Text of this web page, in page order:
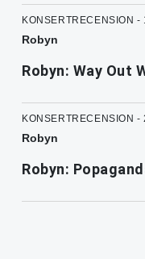
KONSERTRECENSION -
Robyn
Robyn: Way Out
KONSERTRECENSION
Robyn
Robyn: